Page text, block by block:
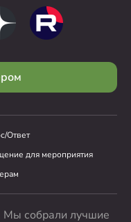
Ответ
для мероприятия
Мы собрали лучшие